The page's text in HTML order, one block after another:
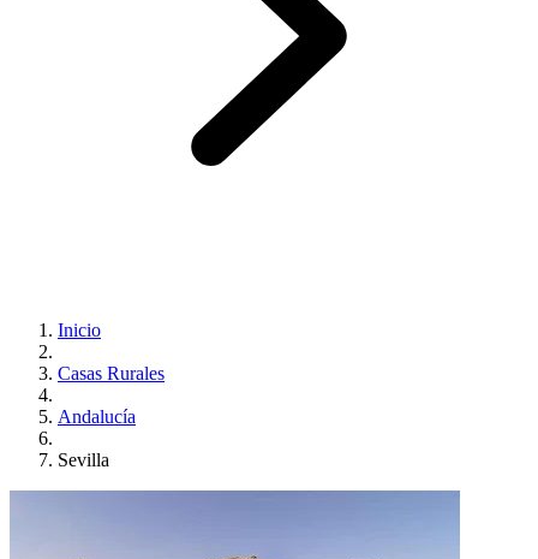
Inicio
Casas Rurales
Andalucía
Sevilla